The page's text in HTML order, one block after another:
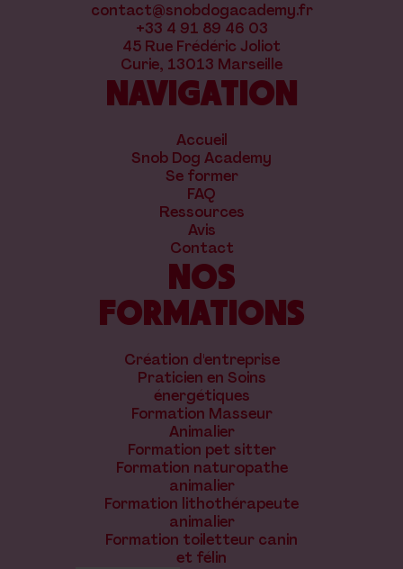
contact@snobdogacademy.fr
+33 4 91 89 46 03
45 Rue Frédéric Joliot
Curie, 13013 Marseille
NAVIGATION
Accueil
Snob Dog Academy
Se former
FAQ
Ressources
Avis
Contact
NOS
FORMATIONS
Création d'entreprise
Praticien en Soins
énergétiques
Formation Masseur
Animalier
Formation pet sitter
Formation naturopathe
animalier
Formation lithothérapeute
animalier
Formation toiletteur canin
et félin